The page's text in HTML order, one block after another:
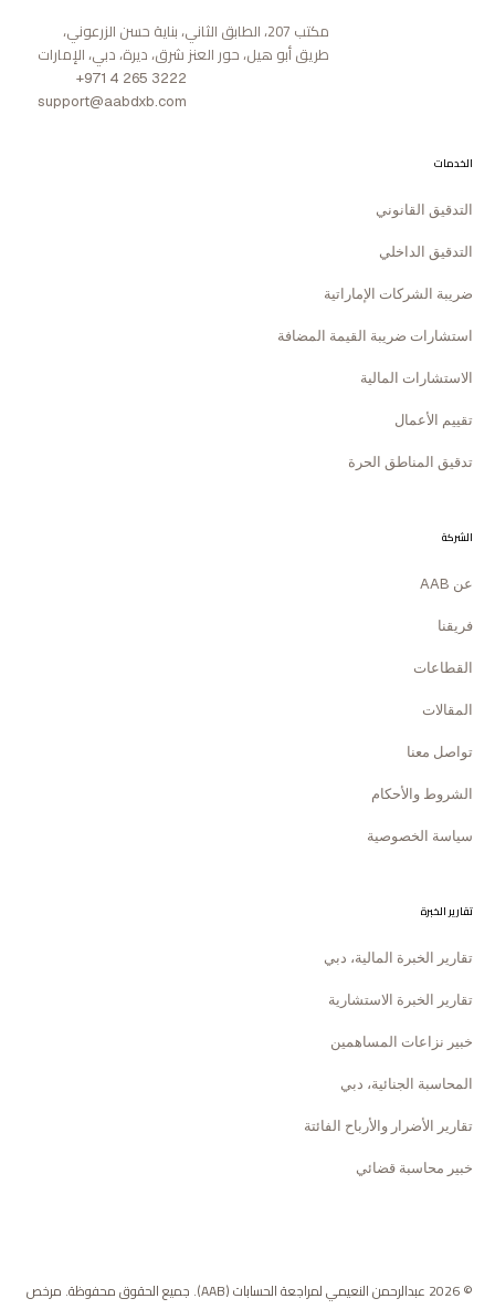
مكتب 207، الطابق الثاني، بناية حسن الزرعوني،
طريق أبو هيل، حور العنز شرق، ديرة، دبي، الإمارات
+971 4 265 3222
support@aabdxb.com
الخدمات
التدقيق القانوني
التدقيق الداخلي
ضريبة الشركات الإماراتية
استشارات ضريبة القيمة المضافة
الاستشارات المالية
تقييم الأعمال
تدقيق المناطق الحرة
الشركة
عن AAB
فريقنا
القطاعات
المقالات
تواصل معنا
الشروط والأحكام
سياسة الخصوصية
تقارير الخبرة
تقارير الخبرة المالية، دبي
تقارير الخبرة الاستشارية
خبير نزاعات المساهمين
المحاسبة الجنائية، دبي
تقارير الأضرار والأرباح الفائتة
خبير محاسبة قضائي
© 2026 عبدالرحمن النعيمي لمراجعة الحسابات (AAB). جميع الحقوق محفوظة. مرخص